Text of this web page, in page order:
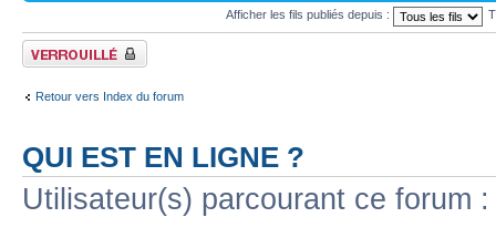
Afficher les fils publiés depuis :
Forum verrouillé
Retour vers Index du forum
QUI EST EN LIGNE ?
Utilisateur(s) parcourant ce forum